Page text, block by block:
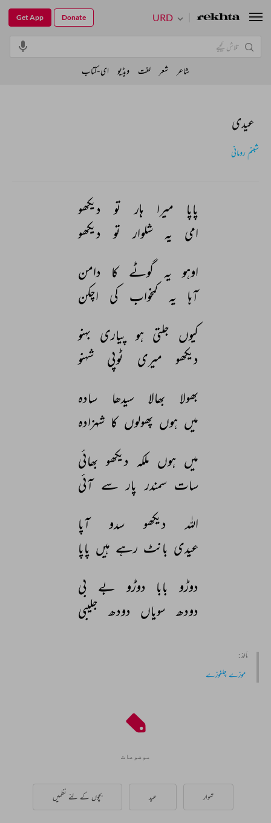
عیدی
شبنم رومانی
پاپا میرا ہار تو
دیکھو
امی
یہ شلوار تو
دیکھو
اوہو یہ گوٹے کا
دامن
آہا
یہ کمخواب کی
اچکن
کیوں جلتی ہو پیاری بہنو
دیکھو
میری ٹوپی
شہنو
بھولا
بھالا سیدھا
سادہ
میں ہوں پھولوں کا شہزادہ
میں ہوں ملکہ دیکھو بھائی
سات سمندر پار سے آئی
اللہ
دیکھو سدو
آپا
عیدی بانٹ رہے ہیں پاپا
دوڑو
بابا دوڑو بے
بی
دودھ سویاں دودھ جلیبی
مأخذ :
موزے چلغوزے
موضوعات
تہوار عید بچوں کے لئے نظمیں
URD
Get App Donate
شاعر شعر لغت ویڈیو ای-کتاب